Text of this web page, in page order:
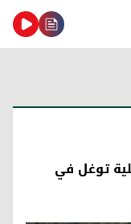
توغل في